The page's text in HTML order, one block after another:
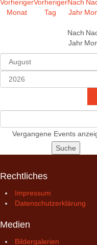
Nach
Jahr
Vergangene Events
Rechtliches
Impressum
Datenschutzerklärung
Medien
Bildergalerien